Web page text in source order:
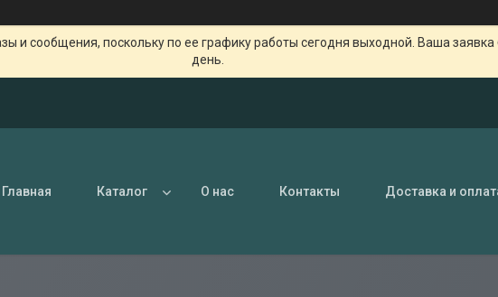
и сообщения, поскольку по ее графику работы сегодня выходной. Ваша
день.
Главная Каталог О нас Контакты Доставка и